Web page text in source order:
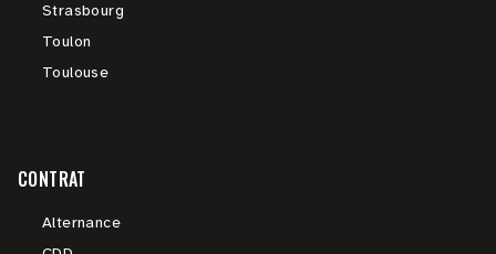
Strasbourg
Toulon
Toulouse
CONTRAT
Alternance